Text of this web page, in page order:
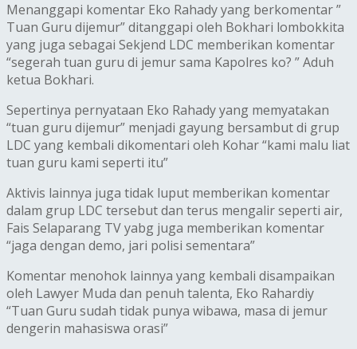
Menanggapi komentar Eko Rahady yang berkomentar ”
Tuan Guru dijemur” ditanggapi oleh Bokhari lombokkita
yang juga sebagai Sekjend LDC memberikan komentar
“segerah tuan guru di jemur sama Kapolres ko? ” Aduh
ketua Bokhari.
Sepertinya pernyataan Eko Rahady yang memyatakan
“tuan guru dijemur” menjadi gayung bersambut di grup
LDC yang kembali dikomentari oleh Kohar “kami malu liat
tuan guru kami seperti itu”
Aktivis lainnya juga tidak luput memberikan komentar
dalam grup LDC tersebut dan terus mengalir seperti air,
Fais Selaparang TV yabg juga memberikan komentar
“jaga dengan demo, jari polisi sementara”
Komentar menohok lainnya yang kembali disampaikan
oleh Lawyer Muda dan penuh talenta, Eko Rahardiy
“Tuan Guru sudah tidak punya wibawa, masa di jemur
dengerin mahasiswa orasi”